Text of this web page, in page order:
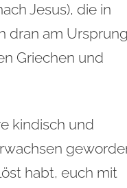
Jesus), die in
dran am
Griechen und
kindisch und
habt, euch mit